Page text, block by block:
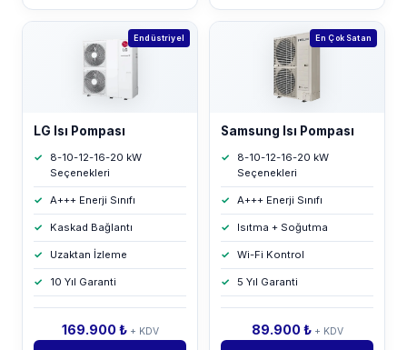
Endüstriyel
LG Isı Pompası
8-10-12-16-20 kW
Seçenekleri
A+++ Enerji Sınıfı
Kaskad Bağlantı
Uzaktan İzleme
10 Yıl Garanti
169.900 ₺ + KDV
En Çok Satan
Samsung Isı Pompası
8-10-12-16-20 kW
Seçenekleri
A+++ Enerji Sınıfı
Isıtma + Soğutma
Wi-Fi Kontrol
5 Yıl Garanti
89.900 ₺ + KDV